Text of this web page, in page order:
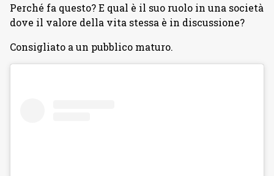
Perché fa questo? E qual è il suo ruolo in una società
dove il valore della vita stessa è in discussione?
Consigliato a un pubblico maturo.